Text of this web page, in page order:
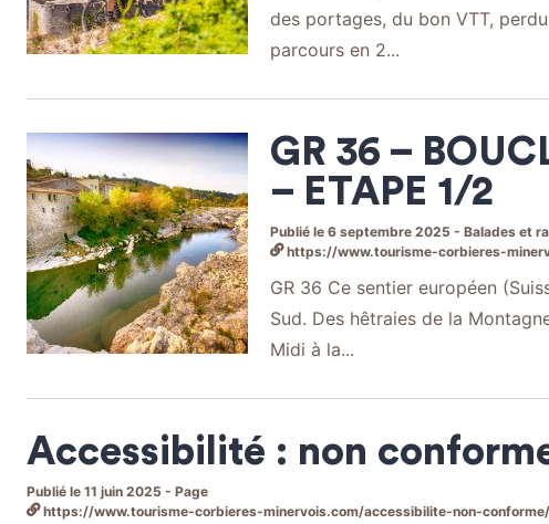
des portages, du bon VTT,
parcours en 2...
GR 36 –
– ETAPE 1/2
Publié le 6 septembre 2025 - Balades et
https://www.tourisme-corbieres-
GR 36 Ce sentier européen
Sud. Des hêtraies de la
Midi à la...
Accessibilité : non
Publié le 11 juin 2025 - Page
https://www.tourisme-corbieres-minervois.com/accessibilite-non-conforme/